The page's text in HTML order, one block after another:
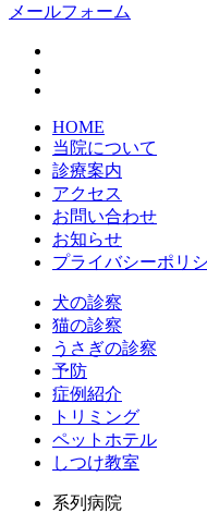
メールフォーム
HOME
当院について
診療案内
アクセス
お問い合わせ
お知らせ
プライバシーポリ
犬の診察
猫の診察
うさぎの診察
予防
症例紹介
トリミング
ペットホテル
しつけ教室
系列病院